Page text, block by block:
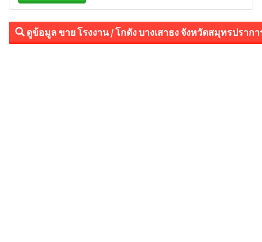
ดูข้อมูล ขาย โรงงาน / โกดัง บางเสาธง จังหวัดสมุทรปราก